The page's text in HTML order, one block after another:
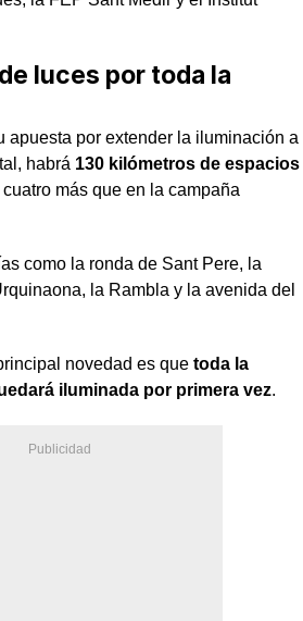
luces por toda la
apuesta por extender la iluminación a
habrá 130 kilómetros de espacios
cuatro más que en la campaña
como la ronda de Sant Pere, la
la Rambla y la avenida del
novedad es que toda la
iluminada por primera vez.